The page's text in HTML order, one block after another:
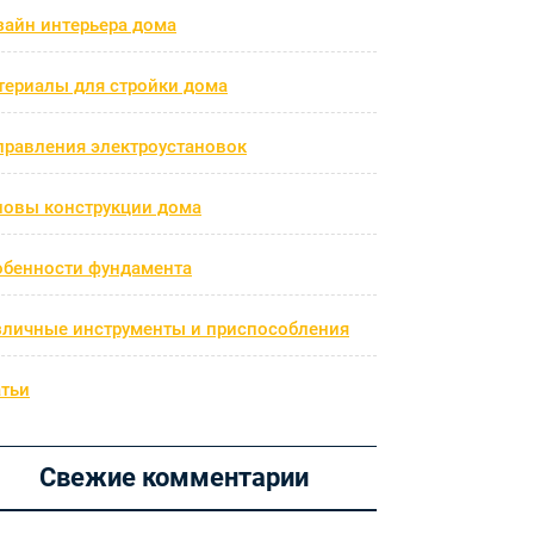
интерьера дома
для стройки дома
электроустановок
конструкции дома
фундамента
инструменты и приспособления
Свежие комментарии